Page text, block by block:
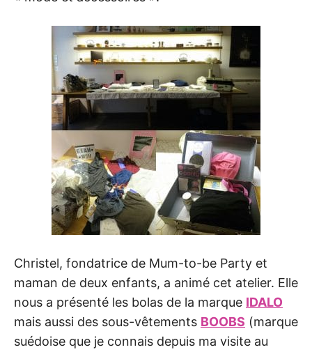
Christel, fondatrice de Mum-to-be Party et
maman de deux enfants, a animé cet atelier. Elle
nous a présenté les bolas de la marque IDALO
mais aussi des sous-vêtements BOOBS (marque
suédoise que je connais depuis ma visite au